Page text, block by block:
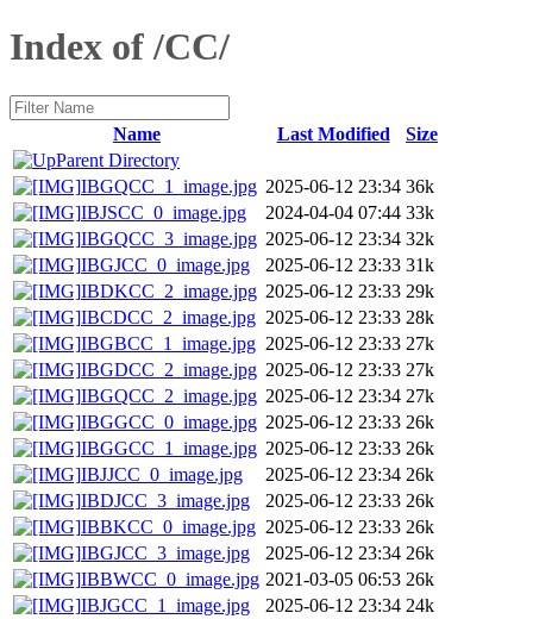
Index of /CC/
Name Last Modified
Size
Parent Directory
IBGQCC_1_image.jpg 2025-06-12 23:34 36k
IBJSCC_0_image.jpg
2024-04-04 07:44 33k
IBGQCC_3_image.jpg 2025-06-12 23:34 32k
IBGJCC_0_image.jpg
2025-06-12 23:33 31k
IBDKCC_2_image.jpg 2025-06-12 23:33 29k
IBCDCC_2_image.jpg 2025-06-12 23:33 28k
IBGBCC_1_image.jpg 2025-06-12 23:33 27k
IBGDCC_2_image.jpg 2025-06-12 23:33 27k
IBGQCC_2_image.jpg 2025-06-12 23:34 27k
IBGGCC_0_image.jpg 2025-06-12 23:33 26k
IBGGCC_1_image.jpg 2025-06-12 23:33 26k
IBJJCC_0_image.jpg
2025-06-12 23:34 26k
IBDJCC_3_image.jpg
2025-06-12 23:33 26k
IBBKCC_0_image.jpg 2025-06-12 23:33 26k
IBGJCC_3_image.jpg
2025-06-12 23:34 26k
IBBWCC_0_image.jpg 2021-03-05 06:53 26k
IBJGCC_1_image.jpg
2025-06-12 23:34 24k